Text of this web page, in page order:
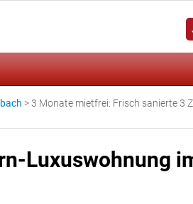
>3 Monate mietfrei: Frisch sanierte 3
Luxuswohnung